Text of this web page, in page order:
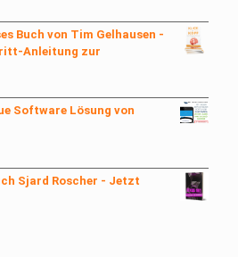
Buch von Tim Gelhausen -
Anleitung zur
Software Lösung von
Sjard Roscher - Jetzt